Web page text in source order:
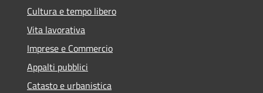
Cultura e tempo libero
Vita lavorativa
Imprese e Commercio
Appalti pubblici
Catasto e urbanistica